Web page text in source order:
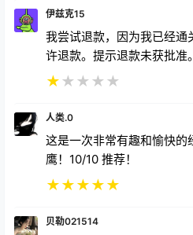
伊兹克15
我尝试退款，因为我已经
许退款。提示退款未获批准。
★★ ★ ★ ★
人类.0
这是一次非常有趣和愉快的
鹰！10/10 推荐！
★★★★★
贝勒021514